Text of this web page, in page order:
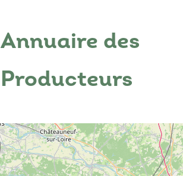
Annuaire des
Producteurs